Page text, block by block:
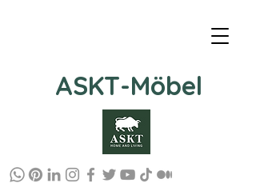
ASKT-Möbel